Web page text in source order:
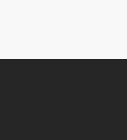
zu aktuellen Aktionen,